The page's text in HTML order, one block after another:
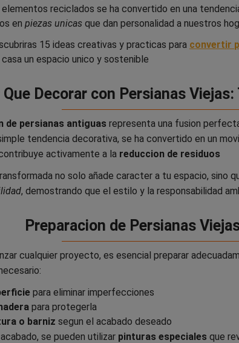
mixtas
para Decorar con Persianas Viejas
de madera
reciclados se ha convertido en una
en piezas unicas que dan personalidad a nuestros
15 ideas creativas y practicas para convertir
un espacio unico y sostenible
Que Decorar con Persianas
de persianas antiguas representa una fusion
tendencia decorativa, se ha convertido en un
activamente a la reduccion de residuos
no solo añade caracter a tu espacio, sino
, demostrando que el estilo y la responsabilidad
Preparacion de Persianas
cualquier proyecto, es esencial preparar
para eliminar imperfecciones
para protegerla
o barniz segun el acabado deseado
se pueden utilizar pinturas especiales que